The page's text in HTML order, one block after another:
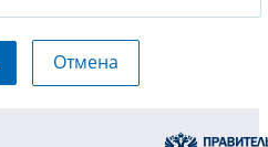
Отмена